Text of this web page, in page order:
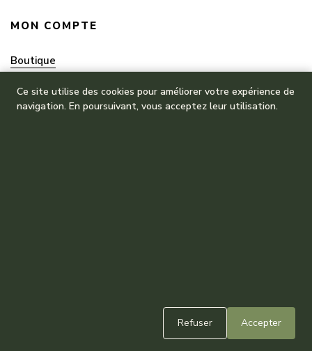
MON COMPTE
Boutique
Mes commandes
Ce site utilise des cookies pour améliorer votre expérience de
navigation. En poursuivant, vous acceptez leur utilisation.
Refuser Accepter